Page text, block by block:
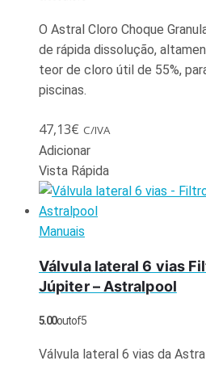
O Astral Cloro Choque
de rápida dissolução,
teor de cloro útil de 55%,
piscinas.
47,13€ C/IVA
Adicionar
Vista Rápida
Manuais
Válvula lateral 6 vias
Júpiter – Astralpool
5.00out of 5
Válvula lateral 6 vias da